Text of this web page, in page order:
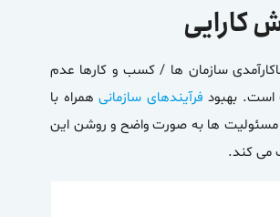
سازمان ها / کسب و کارها عدم
است. بهبود فرآیندهای سازمانیهمراه با
ها به صورت واضح و روشن این
می کند.